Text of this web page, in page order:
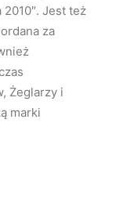
Jest też
za
Żeglarzy i
marki